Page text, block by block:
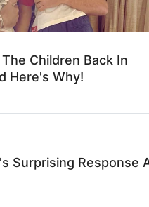
Children Back In
Here's Why!
Surprising Response